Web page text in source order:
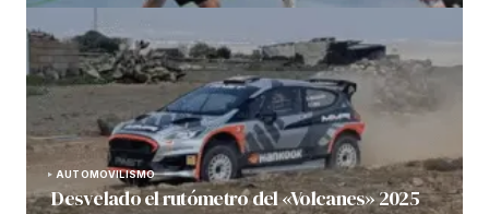
AUTOMOVILISMO
Desvelado el rutómetro del «Volcanes» 2025